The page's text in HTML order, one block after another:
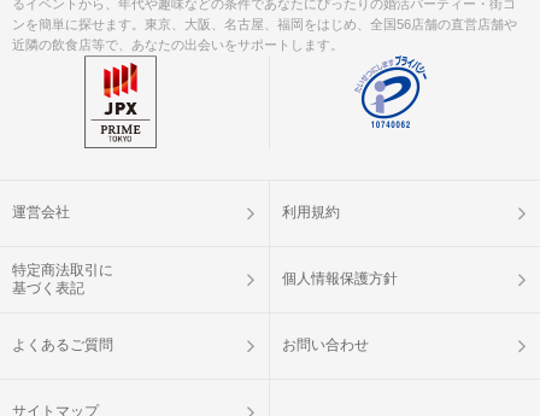
るイベントから、年代や趣味などの条件であなたにぴったりの婚活パーティー・街コ
ンを簡単に探せます。東京、大阪、名古屋、福岡をはじめ、全国56店舗の直営店舗や
近隣の飲食店等で、あなたの出会いをサポートします。
運営会社 利用規約
特定商法取引に
基づく表記
個人情報保護方針
よくあるご質問 お問い合わせ
サイトマップ